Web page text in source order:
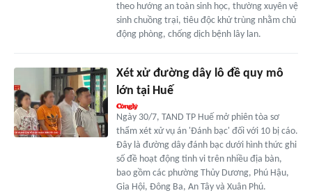
theo hướng an toàn sinh học, thường xuyên vệ
sinh chuồng trại, tiêu độc khử trùng nhằm chủ
động phòng, chống dịch bệnh lây lan.
Xét xử đường dây lô đề quy mô
lớn tại Huế
Ngày 30/7, TAND TP Huế mở phiên tòa sơ
thẩm xét xử vụ án 'Đánh bạc' đối với 10 bị cáo.
Đây là đường dây đánh bạc dưới hình thức ghi
số đề hoạt động tinh vi trên nhiều địa bàn,
bao gồm các phường Thủy Dương, Phú Hậu,
Gia Hội, Đông Ba, An Tây và Xuân Phú.